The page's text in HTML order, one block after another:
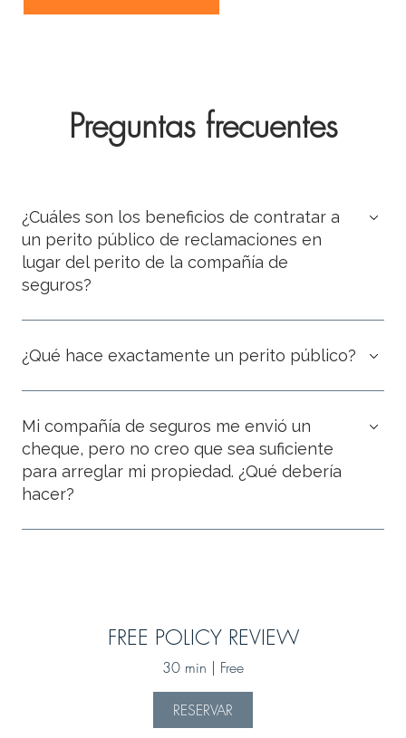
Preguntas frecuentes
¿Cuáles son los beneficios de contratar a
un perito público de reclamaciones en
lugar del perito de la compañía de
seguros?
¿Qué hace exactamente un perito público?
Mi compañía de seguros me envió un
cheque, pero no creo que sea suficiente
para arreglar mi propiedad. ¿Qué debería
hacer?
FREE POLICY REVIEW
30 min | Free
RESERVAR